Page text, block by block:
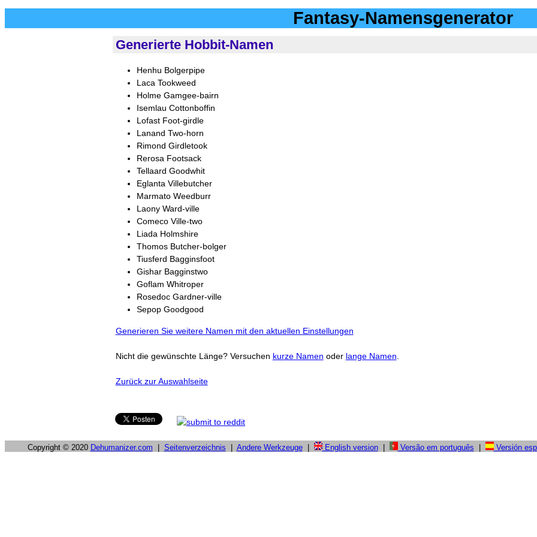
Fantasy-Namensgenerator
Generierte Hobbit-Namen
Henhu Bolgerpipe
Laca Tookweed
Holme Gamgee-bairn
Isemlau Cottonboffin
Lofast Foot-girdle
Lanand Two-horn
Rimond Girdletook
Rerosa Footsack
Tellaard Goodwhit
Eglanta Villebutcher
Marmato Weedburr
Laony Ward-ville
Comeco Ville-two
Liada Holmshire
Thomos Butcher-bolger
Tiusferd Bagginsfoot
Gishar Bagginstwo
Goflam Whitroper
Rosedoc Gardner-ville
Sepop Goodgood
Generieren Sie weitere Namen mit den aktuellen Einstellungen
Nicht die gewünschte Länge? Versuchen kurze Namen oder lange Namen
Zurück zur Auswahlseite
Copyright © 2020 Dehumanizer.com | Seitenverzeichnis | Andere Werkzeuge| English version| Versão em português | Versión